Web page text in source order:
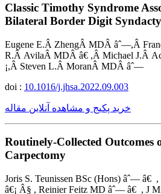
Classic Timothy Syndrome
Bilateral Border Digit
Eugene E.Â ZhengÂ MDÂ âˆ—,Â
R.Â AvilaÂ MDÂ â€ ,Â Michael J.Â
¡,Â Steven L.Â MoranÂ MDÂ âˆ—
doi : 10.1016/j.jhsa.2022.09.003
خرید پکیج و مشاهده آنلاین مقاله
Routinely-Collected Outcomes
Carpectomy
Joris S. Teunissen BSc (Hons) âˆ— â€
â€¡ Â§ , Reinier Feitz MD âˆ— â€ , J